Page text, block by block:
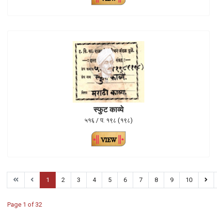
स्फुट काव्ये
५१६ / प. १९८ (१९८)
1 2 3 4 5 6 7 8 9 10
Page 1 of 32